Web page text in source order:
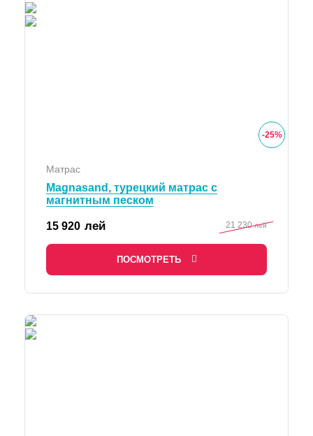
-25%
Матрас
Magnasand, турецкий матрас с
магнитным песком
15 920 лей 21 230 лей
ПОСМОТРЕТЬ